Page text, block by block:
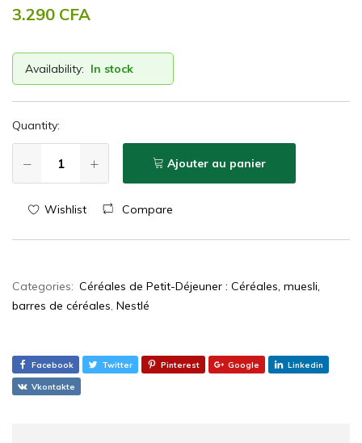
3.290 CFA
Availability: In stock
Quantity:
Ajouter au panier
Wishlist Compare
Categories: Céréales de Petit-Déjeuner : Céréales, muesli,
barres de céréales, Nestlé
Facebook Twitter Pinterest Google Linkedin
Vkontakte